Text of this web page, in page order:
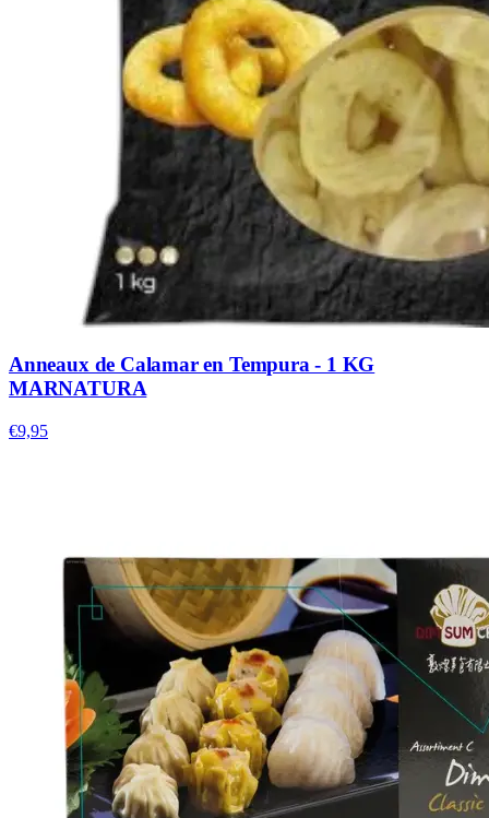
Anneaux de Calamar en Tempura - 1 KG
MARNATURA
€9,95